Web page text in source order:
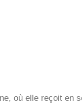
où elle reçoit en